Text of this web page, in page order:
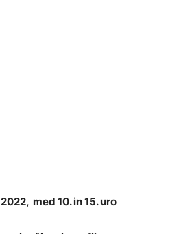
med 10. in 15. uro